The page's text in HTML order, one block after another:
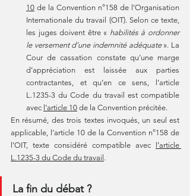
10 de la Convention n°158 de l’Organisation
Internationale du travail (OIT). Selon ce texte,
les juges doivent être « habilités à ordonner
le versement d’une indemnité adéquate ». La
Cour de cassation constate qu’une marge
d’appréciation est laissée aux parties
contractantes, et qu’en ce sens, l’article
L.1235-3 du Code du travail est compatible
avec l’article 10 de la Convention précitée.
En résumé, des trois textes invoqués, un seul est
applicable, l’article 10 de la Convention n°158 de
l’OIT, texte considéré compatible avec
l’article
L.1235-3 du Code du travail .
La fin du débat ?